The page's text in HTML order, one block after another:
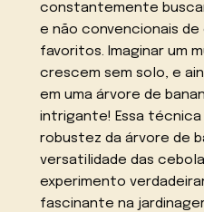
constantemente
e não convencionais
favoritos. Imaginar um
crescem sem solo, e
em uma árvore de
intrigante! Essa técnica
robustez da árvore de
versatilidade das
experimento
fascinante na